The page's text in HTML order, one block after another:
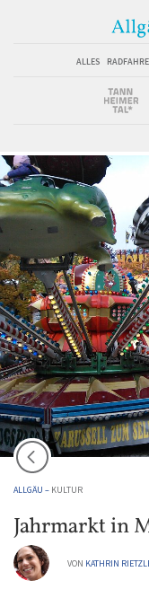
ALLES
ALLGÄU – KULTUR
Jahrmarkt in
VON KATHRIN